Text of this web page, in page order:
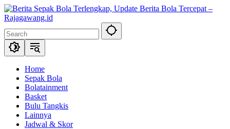
Skip
to
Home
Sepak Bola
Bolatainment
Basket
Bulu Tangkis
Lainnya
Jadwal & Skor